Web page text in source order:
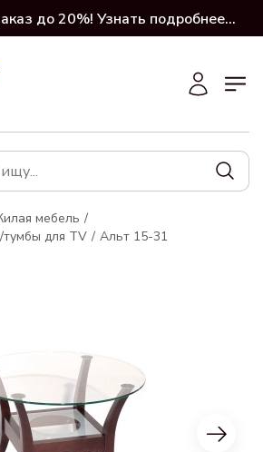
до 20%! Узнать подробнее...
мебель
для TV
Альт 15-31